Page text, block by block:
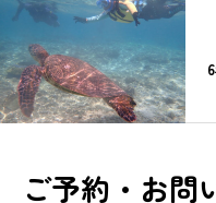
ご予約・お問